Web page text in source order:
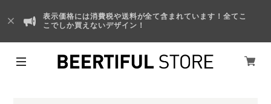
表示価格には消費税や送料が全て含まれています！全てこ
こでしか買えないデザイン！